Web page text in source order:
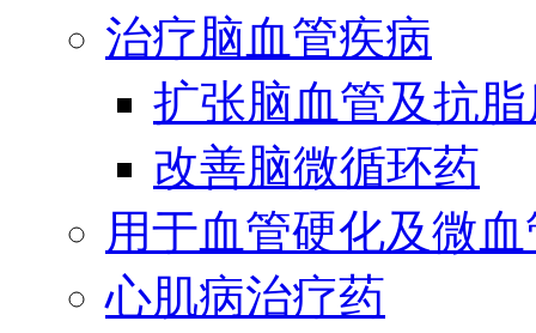
治疗脑血管疾病
扩张脑血管及抗
改善脑微循环药
用于血管硬化及微
心肌病治疗药